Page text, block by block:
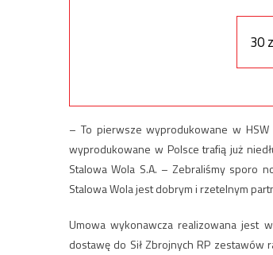
30
– To pierwsze wyprodukowane w
wyprodukowane w Polsce trafią już
Stalowa Wola S.A. – Zebraliśmy sporo
Stalowa Wola jest dobrym i rzetelnym
Umowa wykonawcza realizowana jest
dostawę do Sił Zbrojnych RP zestawów